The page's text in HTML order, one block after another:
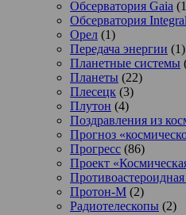
Обсерватория Gaia
Обсерватория Integral
Орел (1)
Передача энергии (1)
Планетные системы
Планеты (22)
Плесецк (3)
Плутон (4)
Поздравления из
Прогноз
Прогресс (86)
Проект
Протон-М (2)
Радиотелескопы (2)